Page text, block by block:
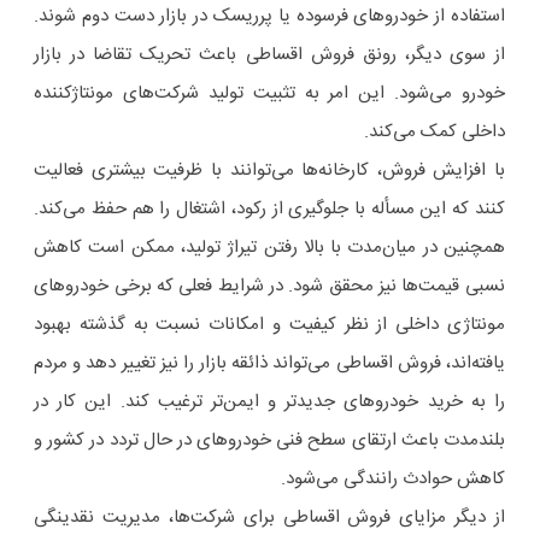
استفاده از خودروهای فرسوده یا پرریسک در بازار دست ‌دوم شوند.
از سوی دیگر، رونق فروش اقساطی باعث تحریک تقاضا در بازار
خودرو می‌شود. این امر به تثبیت تولید شرکت‌های مونتاژکننده
داخلی کمک می‌کند.
با افزایش فروش، کارخانه‌ها می‌توانند با ظرفیت بیشتری فعالیت
کنند که این مسأله با جلوگیری از رکود، اشتغال را هم حفظ می‌کند.
همچنین در میان‌مدت با بالا رفتن تیراژ تولید، ممکن است کاهش
نسبی قیمت‌ها نیز محقق شود. در شرایط فعلی که برخی خودروهای
مونتاژی داخلی از نظر کیفیت و امکانات نسبت به گذشته بهبود
یافته‌اند، فروش اقساطی می‌تواند ذائقه بازار را نیز تغییر دهد و مردم
را به خرید خودروهای جدیدتر و ایمن‌تر ترغیب کند. این کار در
بلندمدت باعث ارتقای سطح فنی خودروهای در حال تردد در کشور و
کاهش حوادث رانندگی می‌شود.
از دیگر مزایای فروش اقساطی برای شرکت‌ها، مدیریت نقدینگی